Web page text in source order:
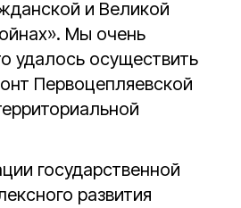
и Великой
Мы очень
удалось осуществить
Первоцепляевской
государственной
развития